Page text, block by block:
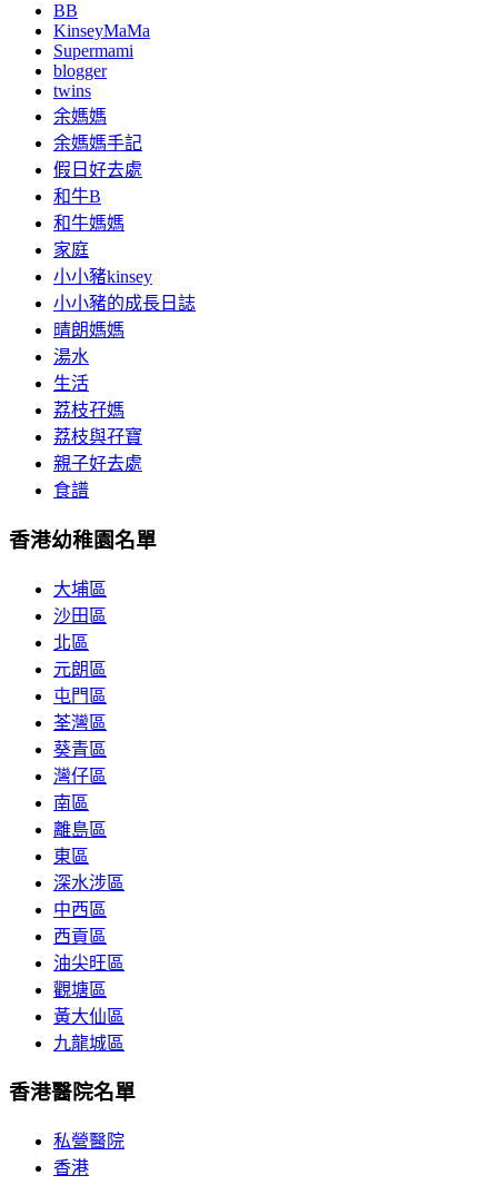
BB
KinseyMaMa
Supermami
blogger
twins
余媽媽
余媽媽手記
假日好去處
和牛B
和牛媽媽
家庭
小小豬kinsey
小小豬的成長日誌
晴朗媽媽
湯水
生活
荔枝孖媽
荔枝與孖寶
親子好去處
食譜
香港幼稚園名單
大埔區
沙田區
北區
元朗區
屯門區
荃灣區
葵青區
灣仔區
南區
離島區
東區
深水涉區
中西區
西貢區
油尖旺區
觀塘區
黃大仙區
九龍城區
香港醫院名單
私營醫院
香港